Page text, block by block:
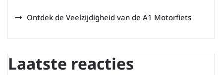
Ontdek de Veelzijdigheid van de A1 Motorfiets
Laatste reacties